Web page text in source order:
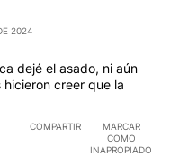
2024
dejé el asado, ni aún
creer que la
COMPARTIR
MARCAR
COMO
INAPROPIADO